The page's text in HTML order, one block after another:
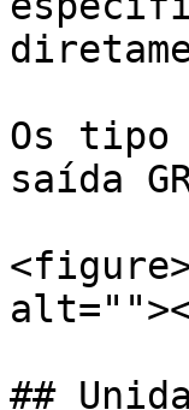
Os tipo
saída
##